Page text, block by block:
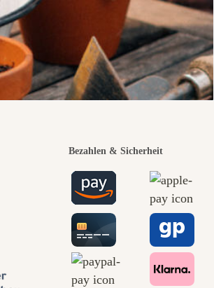
Bezahlen & Sicherheit